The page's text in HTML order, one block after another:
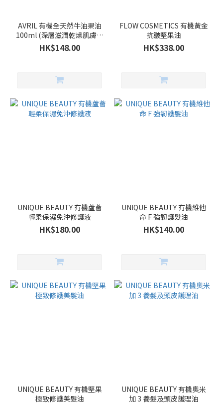
AVRIL 有機全天然牛油果油
100ml (深層滋潤乾燥肌膚髮
絲)
HK$148.00
FLOW COSMETICS 有機黃金
抗皺堅果油
HK$338.00
UNIQUE BEAUTY 有機蘆薈
輕柔保濕免沖修護液
HK$180.00
UNIQUE BEAUTY 有機維他
命 F 強韌護髮油
HK$140.00
UNIQUE BEAUTY 有機堅果
極致修護美髮油
UNIQUE BEAUTY 有機奧米
加 3 養髮及頭皮護理油